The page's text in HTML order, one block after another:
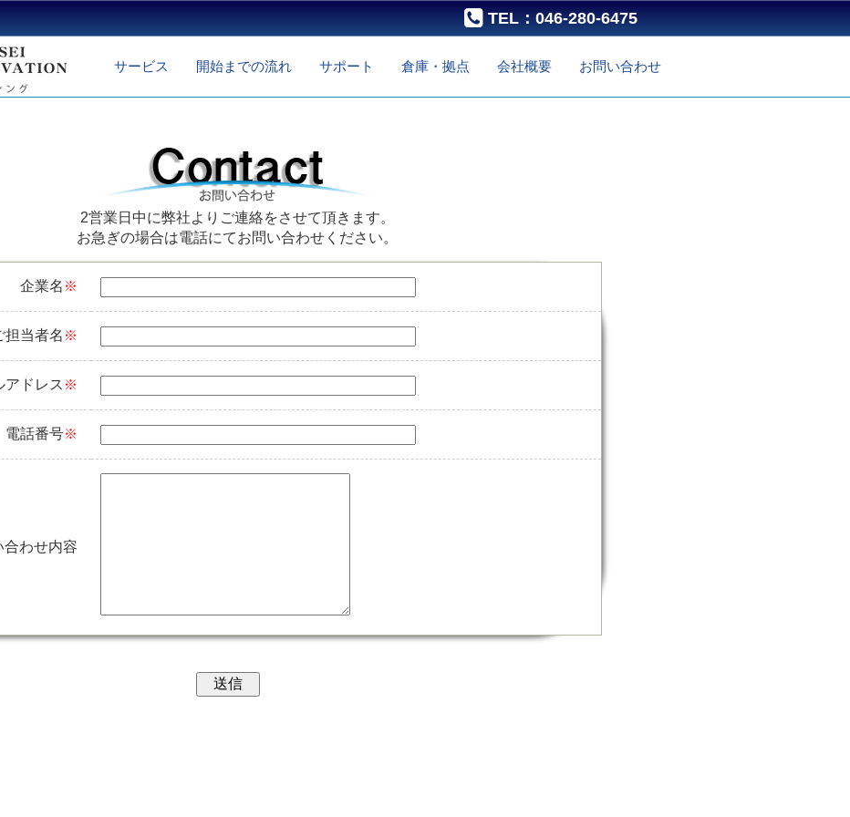
サービス 開始までの流れ サポート 倉庫・拠点 会社概要 お問い合わせ
TEL：046-280-6475
HPを見たとお電話下さい。
0463-73-5446
2営業日中に弊社よりご連絡をさせて頂きます。
お急ぎの場合は電話にてお問い合わせください。
企業名 ※
担当者名 ※
アドレス ※
電話番号※
合わせ内容